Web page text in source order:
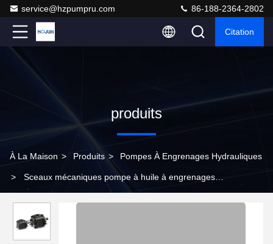
service@hzpumpru.com 86-188-2364-2802
Citation
produits
À La Maison > Produits > Pompes À Engrenages Hydrauliques
> Sceaux mécaniques pompe à huile à engrenages